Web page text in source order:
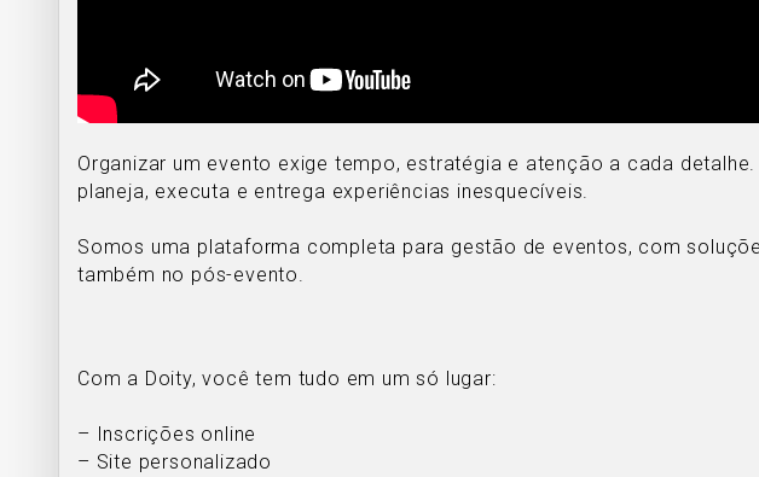
Organizar um evento exige tempo, estratégia e atenção a cada
planeja, executa e entrega experiências inesquecíveis.
Somos uma plataforma completa para gestão de eventos, com
também no pós-evento.
Com a Doity, você tem tudo em um só lugar:
– Inscrições online
– Site personalizado